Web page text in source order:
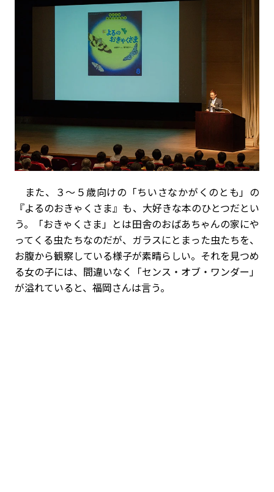
また、３～５歳向けの「ちいさなかがくのとも」の
『よるのおきゃくさま』も、大好きな本のひとつだとい
う。「おきゃくさま」とは田舎のおばあちゃんの家にや
ってくる虫たちなのだが、ガラスにとまった虫たちを、
お腹から観察している様子が素晴らしい。それを見つめ
る女の子には、間違いなく「センス・オブ・ワンダー」
が溢れていると、福岡さんは言う。